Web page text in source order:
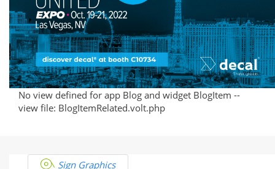
No view defined for app Blog and widget BlogItem --
view file: BlogItemRelated.volt.php
Sign Graphics
Inovação
e
Sustentabilidade
Expo